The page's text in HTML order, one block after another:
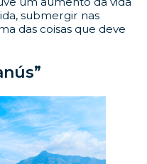
submergir nas
das coisas que deve